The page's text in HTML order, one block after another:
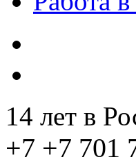
14 лет в
+7 +7 701